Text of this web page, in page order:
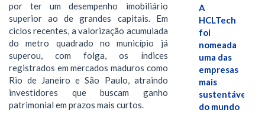
por ter um desempenho imobiliário
superior ao de grandes capitais. Em
ciclos recentes, a valorização acumulada
do metro quadrado no município já
superou, com folga, os índices
registrados em mercados maduros como
Rio de Janeiro e São Paulo, atraindo
investidores que buscam ganho
patrimonial em prazos mais curtos.
A
HCLTech
foi
nomeada
uma das
empresas
mais
sustentáveis
do mundo